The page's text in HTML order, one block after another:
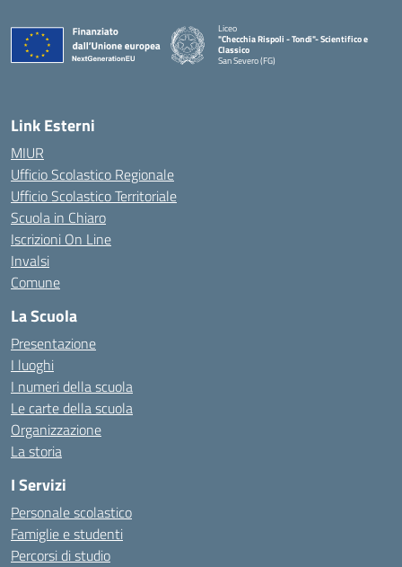
Liceo
"Checchia Rispoli - Tondi"- Scientifico e
Classico
San Severo (FG)
Link Esterni
MIUR
Ufficio Scolastico Regionale
Ufficio Scolastico Territoriale
Scuola in Chiaro
Iscrizioni On Line
Invalsi
Comune
La Scuola
Presentazione
I luoghi
I numeri della scuola
Le carte della scuola
Organizzazione
La storia
I Servizi
Personale scolastico
Famiglie e studenti
Percorsi di studio